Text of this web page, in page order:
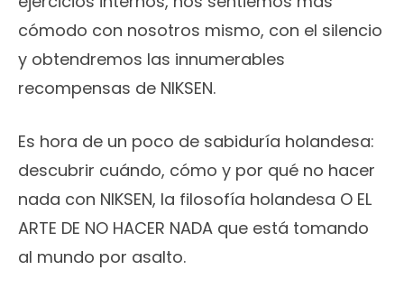
cómodo con nosotros mismo, con el silencio
y obtendremos las innumerables
recompensas de NIKSEN.
Es hora de un poco de sabiduría holandesa:
descubrir cuándo, cómo y por qué no hacer
nada con NIKSEN, la filosofía holandesa O EL
ARTE DE NO HACER NADA que está tomando
al mundo por asalto.